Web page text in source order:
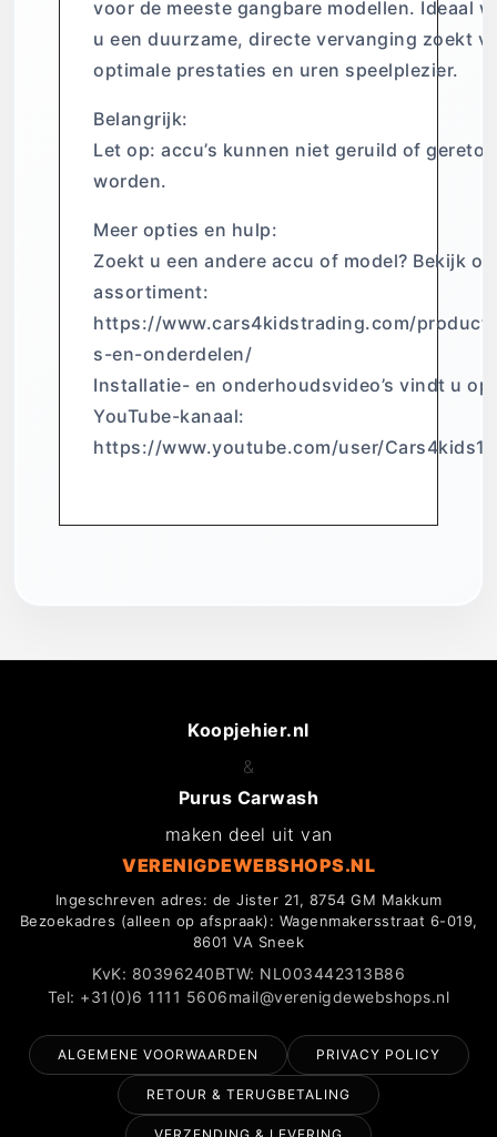
voor de meeste gangbare modellen. Ideaal
u een duurzame, directe vervanging zoekt
optimale prestaties en uren speelplezier.
Belangrijk:
Let op: accu’s kunnen niet geruild of
worden.
Meer opties en hulp:
Zoekt u een andere accu of model? Bekijk
assortiment:
https://www.cars4kidstrading.com/
s-en-onderdelen/
Installatie- en onderhoudsvideo’s vindt u op
YouTube-kanaal:
https://www.youtube.com/user/Cars4kids1
Koopjehier.nl
&
Purus Carwash
maken deel uit van
VERENIGDEWEBSHOPS.NL
Ingeschreven adres: de Jister 21, 8754 GM Makkum
Bezoekadres (alleen op afspraak): Wagenmakersstraat 6-019,
8601 VA Sneek
KvK: 80396240BTW: NL003442313B86
Tel: +31(0)6 1111 5606mail@verenigdewebshops.nl
ALGEMENE VOORWAARDEN PRIVACY POLICY
RETOUR & TERUGBETALING